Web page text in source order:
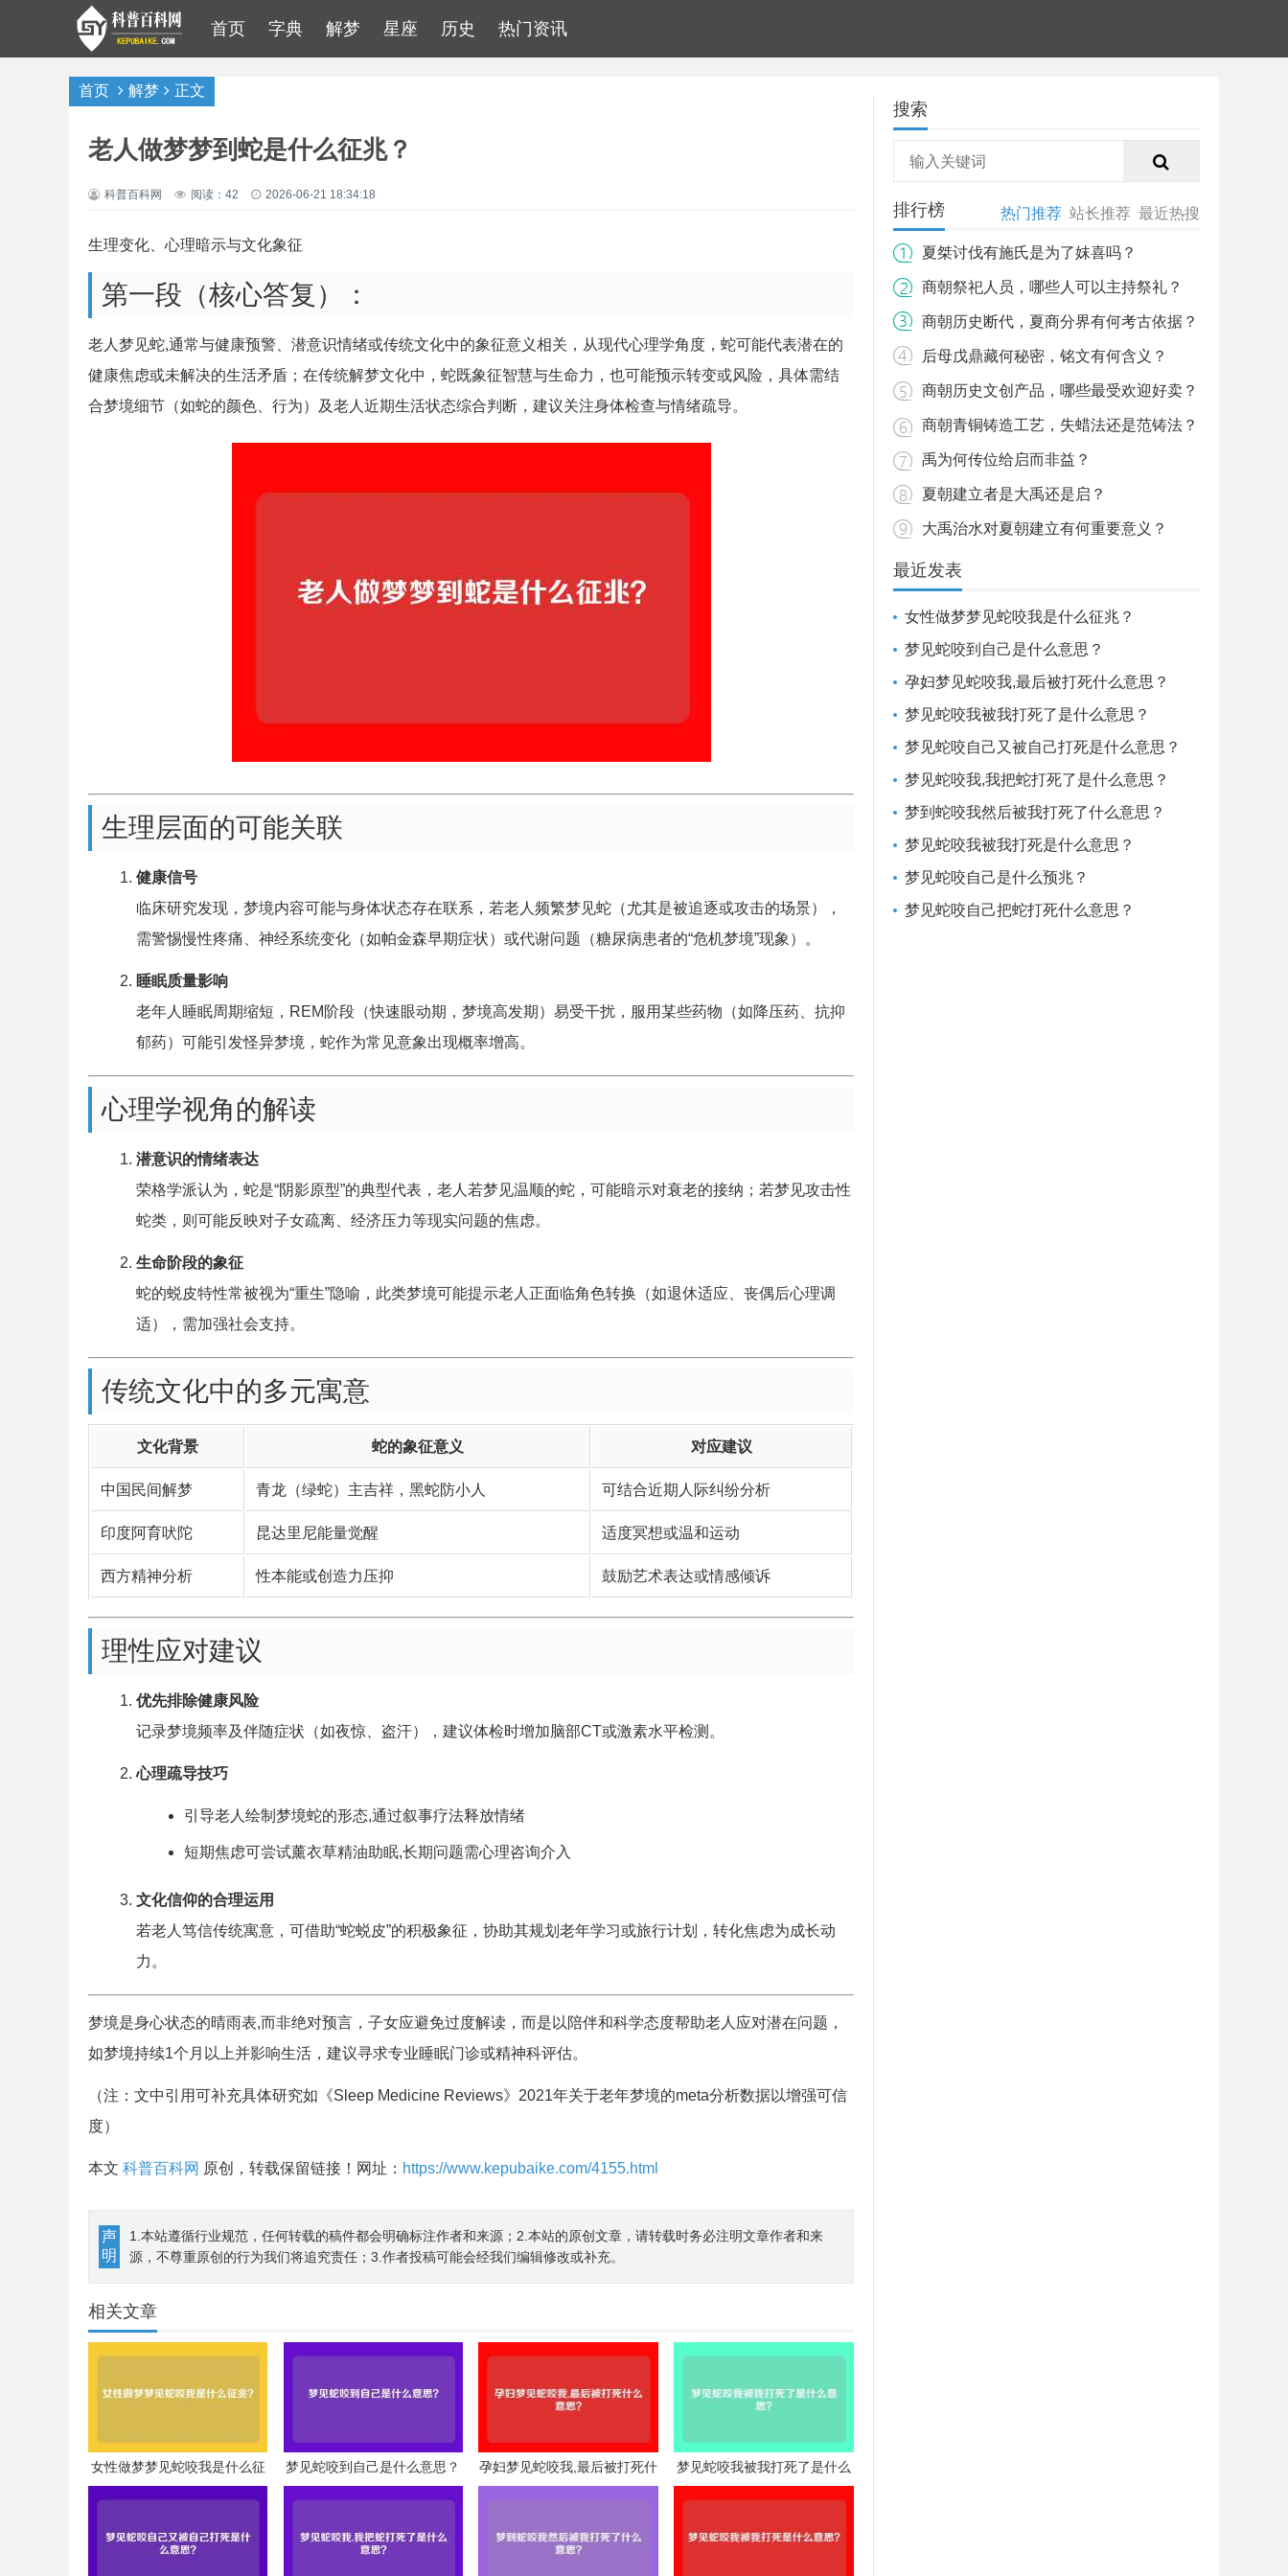
首页 字典 解梦 星座 历史 热门资讯
首页 解梦 正文
老人做梦梦到蛇是什么征兆？
科普百科网 阅读：42 2026-06-21 18:34:18
生理变化、心理暗示与文化象征
第一段（核心答复）：
老人梦见蛇,通常与健康预警、潜意识情绪或传统文化中的象征意义相关，从现代心理学角度，蛇可能代表潜在的
健康焦虑或未解决的生活矛盾；在传统解梦文化中，蛇既象征智慧与生命力，也可能预示转变或风险，具体需结
合梦境细节（如蛇的颜色、行为）及老人近期生活状态综合判断，建议关注身体检查与情绪疏导。
生理层面的可能关联
健康信号
临床研究发现，梦境内容可能与身体状态存在联系，若老人频繁梦见蛇（尤其是被追逐或攻击的场景），
需警惕慢性疼痛、神经系统变化（如帕金森早期症状）或代谢问题（糖尿病患者的“危机梦境”现象）。
睡眠质量影响
老年人睡眠周期缩短，REM阶段（快速眼动期，梦境高发期）易受干扰，服用某些药物（如降压药、抗抑
郁药）可能引发怪异梦境，蛇作为常见意象出现概率增高。
心理学视角的解读
潜意识的情绪表达
荣格学派认为，蛇是“阴影原型”的典型代表，老人若梦见温顺的蛇，可能暗示对衰老的接纳；若梦见攻击性
蛇类，则可能反映对子女疏离、经济压力等现实问题的焦虑。
生命阶段的象征
蛇的蜕皮特性常被视为“重生”隐喻，此类梦境可能提示老人正面临角色转换（如退休适应、丧偶后心理调
适），需加强社会支持。
传统文化中的多元寓意
文化背景 蛇的象征意义 对应建议
中国民间解梦 青龙（绿蛇）主吉祥，黑蛇防小人 可结合近期人际纠纷分析
印度阿育吠陀 昆达里尼能量觉醒 适度冥想或温和运动
西方精神分析 性本能或创造力压抑 鼓励艺术表达或情感倾诉
理性应对建议
优先排除健康风险
记录梦境频率及伴随症状（如夜惊、盗汗），建议体检时增加脑部CT或激素水平检测。
心理疏导技巧
引导老人绘制梦境蛇的形态,通过叙事疗法释放情绪
短期焦虑可尝试薰衣草精油助眠,长期问题需心理咨询介入
文化信仰的合理运用
若老人笃信传统寓意，可借助“蛇蜕皮”的积极象征，协助其规划老年学习或旅行计划，转化焦虑为成长动
力。
梦境是身心状态的晴雨表,而非绝对预言，子女应避免过度解读，而是以陪伴和科学态度帮助老人应对潜在问题，
如梦境持续1个月以上并影响生活，建议寻求专业睡眠门诊或精神科评估。
（注：文中引用可补充具体研究如《Sleep Medicine Reviews》2021年关于老年梦境的meta分析数据以增强可信
度）
本文 科普百科网 原创，转载保留链接！网址： https://www.kepubaike.com/4155.html
声
明
1.本站遵循行业规范，任何转载的稿件都会明确标注作者和来源；2.本站的原创文章，请转载时务必注明文章作者和来
源，不尊重原创的行为我们将追究责任；3.作者投稿可能会经我们编辑修改或补充。
相关文章
女性做梦梦见蛇咬我是什么征
兆？
梦见蛇咬到自己是什么意思？
孕妇梦见蛇咬我,最后被打死什
么意思？
梦见蛇咬我被我打死了是什么
意思？
搜索
排行榜 热门推荐 站长推荐 最近热搜
夏桀讨伐有施氏是为了妺喜吗？
商朝祭祀人员，哪些人可以主持祭礼？
商朝历史断代，夏商分界有何考古依据？
后母戊鼎藏何秘密，铭文有何含义？
商朝历史文创产品，哪些最受欢迎好卖？
商朝青铜铸造工艺，失蜡法还是范铸法？
禹为何传位给启而非益？
夏朝建立者是大禹还是启？
大禹治水对夏朝建立有何重要意义？
最近发表
女性做梦梦见蛇咬我是什么征兆？
梦见蛇咬到自己是什么意思？
孕妇梦见蛇咬我,最后被打死什么意思？
梦见蛇咬我被我打死了是什么意思？
梦见蛇咬自己又被自己打死是什么意思？
梦见蛇咬我,我把蛇打死了是什么意思？
梦到蛇咬我然后被我打死了什么意思？
梦见蛇咬我被我打死是什么意思？
梦见蛇咬自己是什么预兆？
梦见蛇咬自己把蛇打死什么意思？